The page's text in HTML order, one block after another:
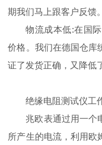
期我们马上跟客户反馈。
物流成本低:在国
价格。我们在德国仓库
证了发货正确，又降低
绝缘电阻测试仪工
兆欧表通过用一个
所产生的电流，利用欧